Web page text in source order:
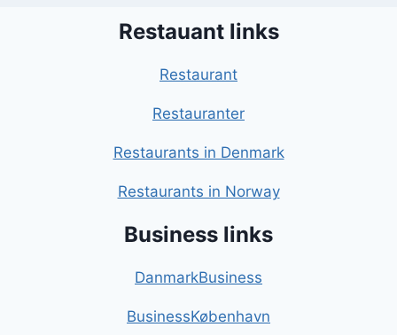
Restauant links
Restaurant
Restauranter
Restaurants in Denmark
Restaurants in Norway
Business links
DanmarkBusiness
BusinessKøbenhavn